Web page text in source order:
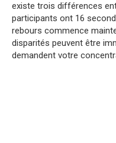
existe trois différences
participants ont 16
rebours commence
disparités peuvent être
demandent votre